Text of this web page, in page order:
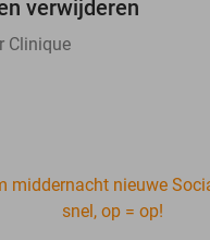
verwijderen
Clinique
middernacht nieuwe
snel, op = op!